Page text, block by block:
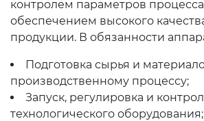
контролем параметров
обеспечением высокого
продукции. В обязанности
Подготовка сырья и
производственному процессу;
Запуск, регулировка и
технологического оборудования;